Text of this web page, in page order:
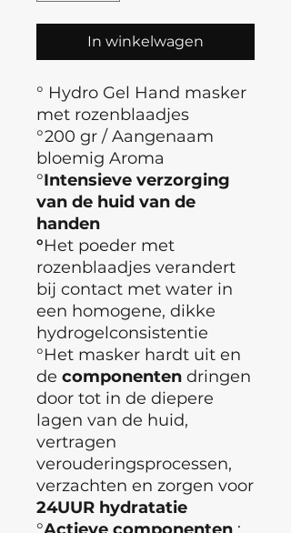
In winkelwagen
° Hydro Gel Hand masker
met rozenblaadjes
°200 gr / Aangenaam
bloemig Aroma
°Intensieve verzorging
van de huid van de
handen
°Het poeder met
rozenblaadjes verandert
bij contact met water in
een homogene, dikke
hydrogelconsistentie
°Het masker hardt uit en
de componenten dringen
door tot in de diepere
lagen van de huid,
vertragen
verouderingsprocessen,
verzachten en zorgen voor
24UUR hydratatie